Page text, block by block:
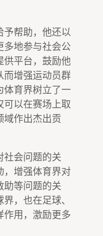
帮助，他还以
多地参与社会公
供平台，鼓励他
而增强运动员群
体育界树立了一
可以在赛场上取
域作出杰出贡
社会问题的关
，增强体育界对
助等问题的关
，也在足球、
作用，激励更多